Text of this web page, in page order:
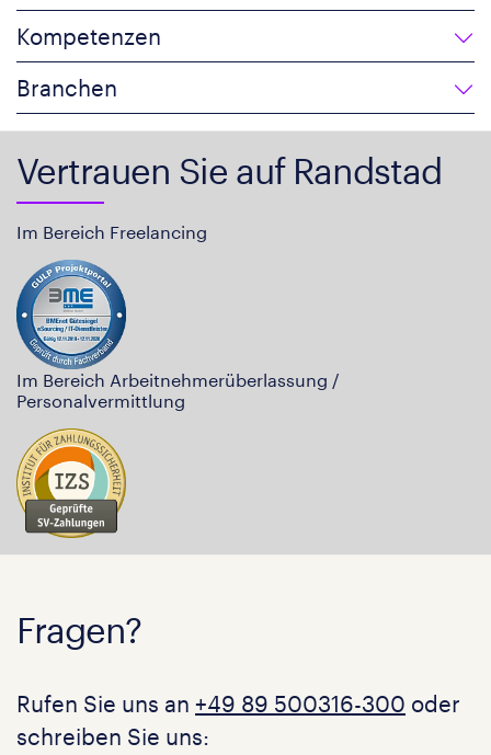
Kompetenzen
Branchen
Vertrauen Sie auf Randstad
Im Bereich Freelancing
Im Bereich Arbeitnehmerüberlassung /
Personalvermittlung
Fragen?
Rufen Sie uns an +49 89 500316-300 oder
schreiben Sie uns: